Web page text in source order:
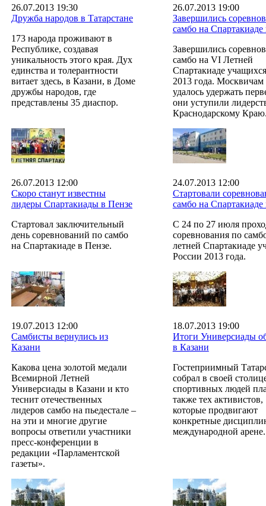
26.07.2013 19:30
Дружба народов в Татарстане
173 народа проживают в
Республике, создавая
уникальность этого края. Дух
единства и толерантности
витает здесь, в Казани, в Доме
дружбы народов, где
представлены 35 диаспор.
26.07.2013 19:00
Завершились
самбо на Спартакиаде
Завершились
самбо на VI Летней
Спартакиаде
2013 года. Москвичам
удалось удержать
они уступили
Краснодарскому
26.07.2013 12:00
Скоро станут известны
лидеры Спартакиады в Пензе
Стартовал заключительный
день соревнований по самбо
на Спартакиаде в Пензе.
24.07.2013 12:00
Стартовали
самбо на Спартакиаде
С 24 по 27 июля
соревнования по
летней Спартакиаде
России 2013 года.
19.07.2013 12:00
Самбисты вернулись из
Казани
Какова цена золотой медали
Всемирной Летней
Универсиады в Казани и кто
теснит отечественных
лидеров самбо на пьедестале –
на эти и многие другие
вопросы ответили участники
пресс-конференции в
редакции «Парламентской
газеты».
18.07.2013 19:00
Итоги Универсиады
в Казани
Гостеприимный
собрал в своей
спортивных людей
также тех активистов,
которые продвигают
конкретные
международной арене.